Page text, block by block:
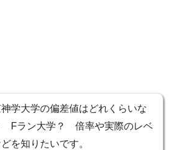
学大学の偏差値はどれくらいな
Fラン大学？ 倍率や実際のレベ
を知りたいです。